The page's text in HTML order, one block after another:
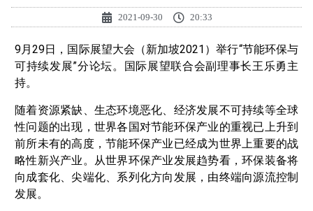
2021-09-30 20:33
9月29日，国际展望大会（新加坡2021）举行“节能环保与
可持续发展”分论坛。国际展望联合会副理事长王乐勇主
持。
随着资源紧缺、生态环境恶化、经济发展不可持续等全球
性问题的出现，世界各国对节能环保产业的重视已上升到
前所未有的高度，节能环保产业已经成为世界上重要的战
略性新兴产业。从世界环保产业发展趋势看，环保装备将
向成套化、尖端化、系列化方向发展，由终端向源流控制
发展。